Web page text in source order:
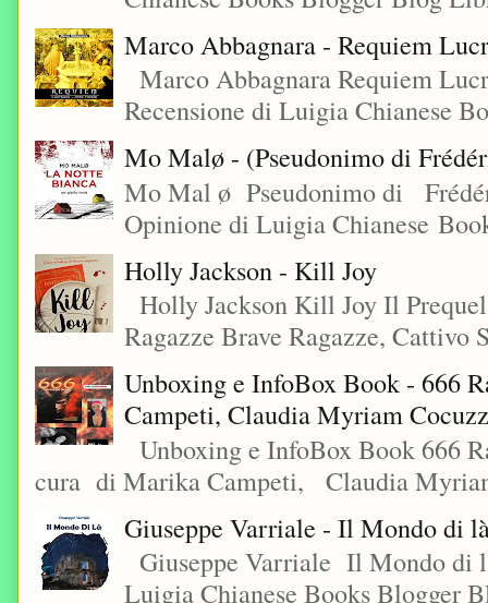
Marco Abbagnara - Requiem
Marco Abbagnara Requiem
Recensione di Luigia Chianese
Mo Malø - (Pseudonimo di
Mo Mal ø Pseudonimo di
Opinione di Luigia Chianese
Holly Jackson - Kill Joy
Holly Jackson Kill Joy Il
Ragazze Brave Ragazze, Cattivo
Unboxing e InfoBox Book - 666
Campeti, Claudia Myriam
Unboxing e InfoBox Book 666
cura di Marika Campeti, Claudia
Giuseppe Varriale - Il Mondo di
Giuseppe Varriale Il Mondo di
Luigia Chianese Books